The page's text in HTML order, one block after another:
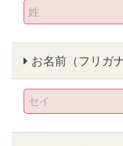
お名前（フリガナ